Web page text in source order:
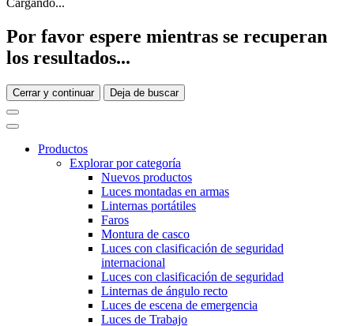
Cargando...
Por favor espere mientras se recuperan
los resultados...
Cerrar y continuar Deja de buscar
Productos
Explorar por categoría
Nuevos productos
Luces montadas en armas
Linternas portátiles
Faros
Montura de casco
Luces con clasificación de seguridad
internacional
Luces con clasificación de seguridad
Linternas de ángulo recto
Luces de escena de emergencia
Luces de Trabajo